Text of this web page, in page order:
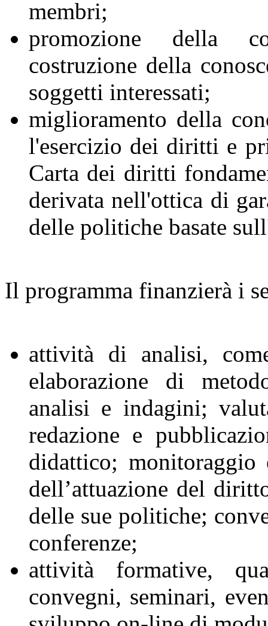
membri;
promozione della
costruzione della
soggetti interessati;
miglioramento della
l'esercizio dei diritti e
Carta dei diritti
derivata nell'ottica di
delle politiche basate
Il programma finanzierà i
attività di analisi,
elaborazione di
analisi e indagini;
redazione e
didattico; monitoraggio
dell’attuazione del
delle sue politiche;
conferenze;
attività formative,
convegni, seminari,